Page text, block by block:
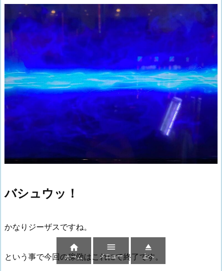
バシュウッ！
かなりジーザスですね。
という事で今回の稼働はこれにて終了です。

ホーム

メニュー

上へ